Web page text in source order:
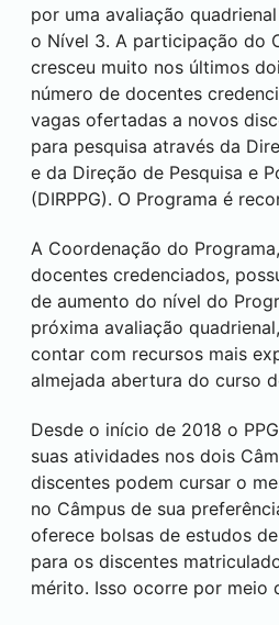
por uma avaliação
o Nível 3. A participação do
cresceu muito nos últimos
número de docentes
vagas ofertadas a novos
para pesquisa através da
e da Direção de Pesquisa e
(DIRPPG). O Programa é
A Coordenação do
docentes credenciados,
de aumento do nível do
próxima avaliação
contar com recursos mais
almejada abertura do curso
Desde o início de 2018 o
suas atividades nos dois
discentes podem cursar o
no Câmpus de sua
oferece bolsas de estudos
para os discentes
mérito. Isso ocorre por meio